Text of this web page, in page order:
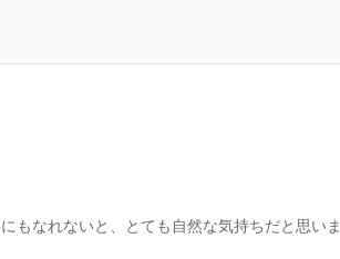
もなれないと、とても自然な気持ちだと思いま